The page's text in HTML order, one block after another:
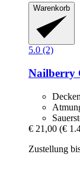
Warenkorb
5.0 (2)
Nailberry
€ 21,00 (€
Zustellung